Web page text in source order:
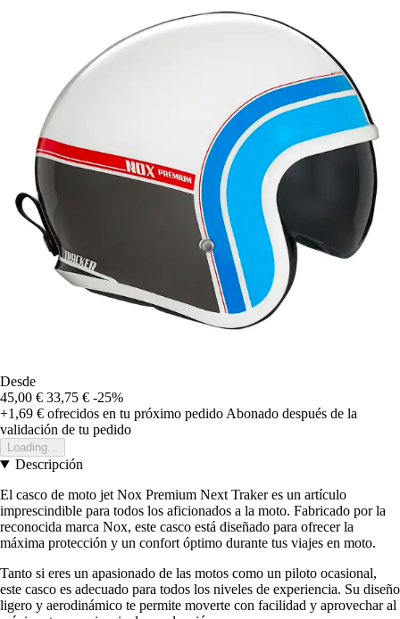
Desde
45,00 € 33,75 € -25%
+1,69 € ofrecidos en tu próximo pedido Abonado después de la
validación de tu pedido
Loading...
Descripción
El casco de moto jet Nox Premium Next Traker es un artículo
imprescindible para todos los aficionados a la moto. Fabricado por la
reconocida marca Nox, este casco está diseñado para ofrecer la
máxima protección y un confort óptimo durante tus viajes en moto.
Tanto si eres un apasionado de las motos como un piloto ocasional,
este casco es adecuado para todos los niveles de experiencia. Su diseño
ligero y aerodinámico te permite moverte con facilidad y aprovechar al